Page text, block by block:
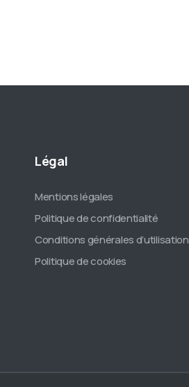
Légal
Mentions légales
Politique de confidentialité
Conditions générales d’utilisation
Politique de cookies